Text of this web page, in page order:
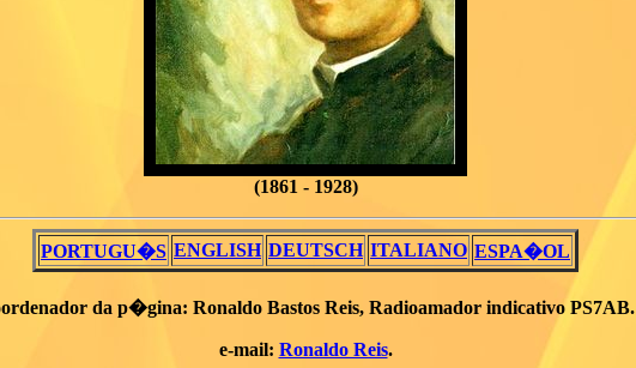
(1861 - 1928)
PORTUGU�S ENGLISH DEUTSCH ITALIANO ESPA�OL
da p�gina: Ronaldo Bastos Reis, Radioamador indicativo PS7AB.
e-mail: Ronaldo Reis.